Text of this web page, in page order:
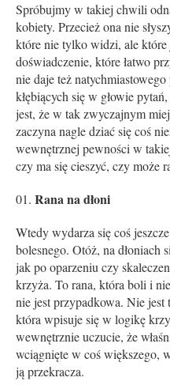
Spróbujmy w takiej chwili
kobiety. Przecież ona nie
które nie tylko widzi, ale
doświadczenie, które łatwo
nie daje też
kłębiących się w głowie
jest, że w tak zwyczajnym
zaczyna nagle dziać się coś
wewnętrznej pewności w
czy ma się cieszyć, czy może
Rana na dłoni
Wtedy wydarza się coś
bolesnego. Otóż, na dłoniach
jak po oparzeniu czy
krzyża. To rana, która boli i
nie jest przypadkowa. Nie jest
która wpisuje się w logikę
wewnętrznie uczucie, że
wciągnięte w coś większego,
ją przekracza.